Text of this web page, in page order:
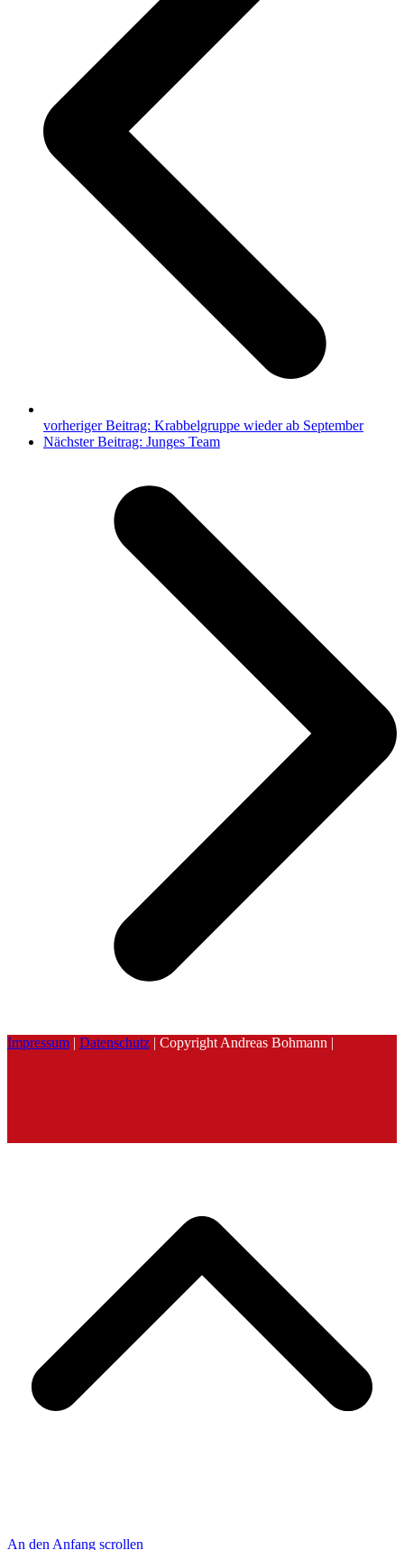
vorheriger Beitrag: Krabbelgruppe wieder ab September
Nächster Beitrag: Junges Team
Impressum | Datenschutz | Copyright Andreas Bohmann |
An den Anfang scrollen